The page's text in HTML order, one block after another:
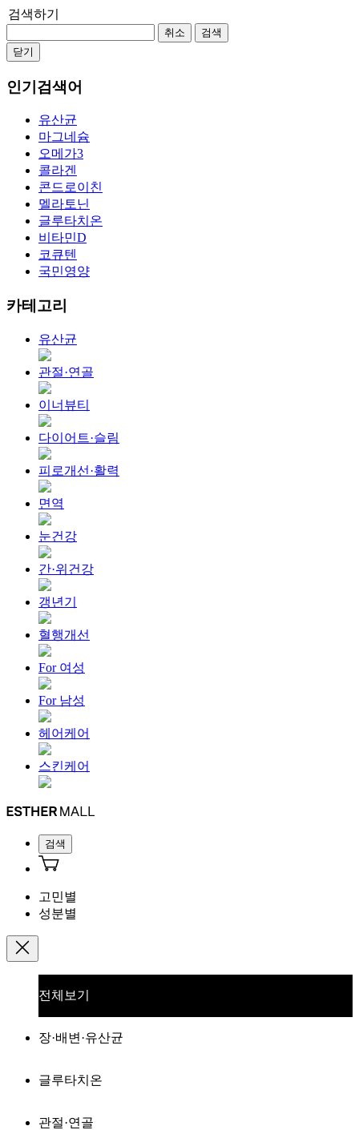
검색하기
취소
검색
닫기
인기검색어
유산균
마그네슘
오메가3
콜라겐
콘드로이친
멜라토닌
글루타치온
비타민D
코큐텐
국민영양
카테고리
유산균
관절·연골
이너뷰티
다이어트·슬림
피로개선·활력
면역
눈건강
간·위건강
갱년기
혈행개선
For 여성
For 남성
헤어케어
스킨케어
검색
고민별
성분별
전체보기
장·배변·유산균
글루타치온
관절·연골